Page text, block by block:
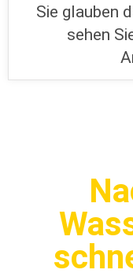
Sie glauben
sehen